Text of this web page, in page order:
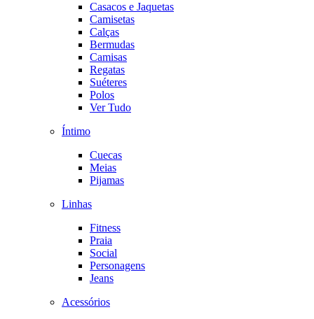
Casacos e Jaquetas
Camisetas
Calças
Bermudas
Camisas
Regatas
Suéteres
Polos
Ver Tudo
Íntimo
Cuecas
Meias
Pijamas
Linhas
Fitness
Praia
Social
Personagens
Jeans
Acessórios